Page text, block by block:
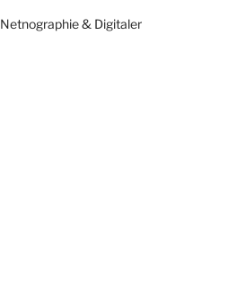
& Digitaler